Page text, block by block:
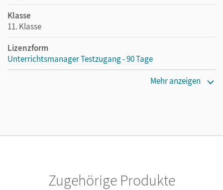
Klasse
11. Klasse
Lizenzform
Unterrichtsmanager Testzugang - 90 Tage
Unterrichtsmanager 90 Tage lang zu testen.
Mehr anzeigen
Zugehörige Produkte